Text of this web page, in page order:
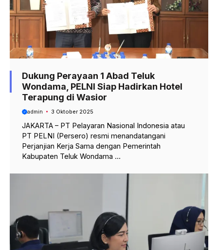
Dukung Perayaan 1 Abad Teluk
Wondama, PELNI Siap Hadirkan Hotel
Terapung di Wasior
admin 3 Oktober 2025
JAKARTA – PT Pelayaran Nasional Indonesia atau
PT PELNI (Persero) resmi menandatangani
Perjanjian Kerja Sama dengan Pemerintah
Kabupaten Teluk Wondama ...